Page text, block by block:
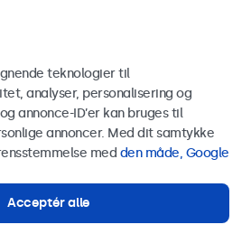
unit A, 2620 Albertslund, Danmark
Send
til os på
teknologier til
analyser, personalisering og
annonce-ID’er kan bruges til
annoncer. Med dit samtykke
med den måde, Google
Acceptér alle